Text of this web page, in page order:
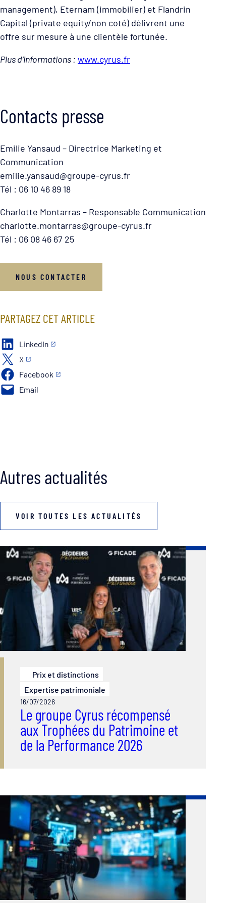
management), Eternam (immobilier) et Flandrin
Capital (private equity/non coté) délivrent une
offre sur mesure à une clientèle fortunée.
Plus d’informations : www.cyrus.fr
Contacts presse
Emilie Yansaud – Directrice Marketing et
Communication
emilie.yansaud@groupe-cyrus.fr
Tél : 06 10 46 89 18
Charlotte Montarras – Responsable Communication
charlotte.montarras@groupe-cyrus.fr
Tél : 06 08 46 67 25
NOUS CONTACTER
PARTAGEZ CET ARTICLE
LinkedIn
X
Facebook
Email
Autres actualités
VOIR TOUTES LES ACTUALITÉS
Prix et distinctions
Expertise patrimoniale
16/07/2026
Le groupe Cyrus récompensé
aux Trophées du Patrimoine et
de la Performance 2026